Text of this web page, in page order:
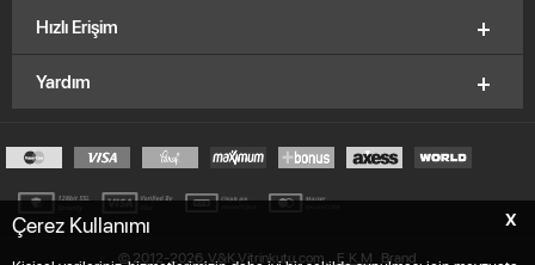
X
Çerez Kullanımı
Hızlı Erişim
Yardım
© 2012-2026, V&K Vitrinkutu.com, E.K.M Brand